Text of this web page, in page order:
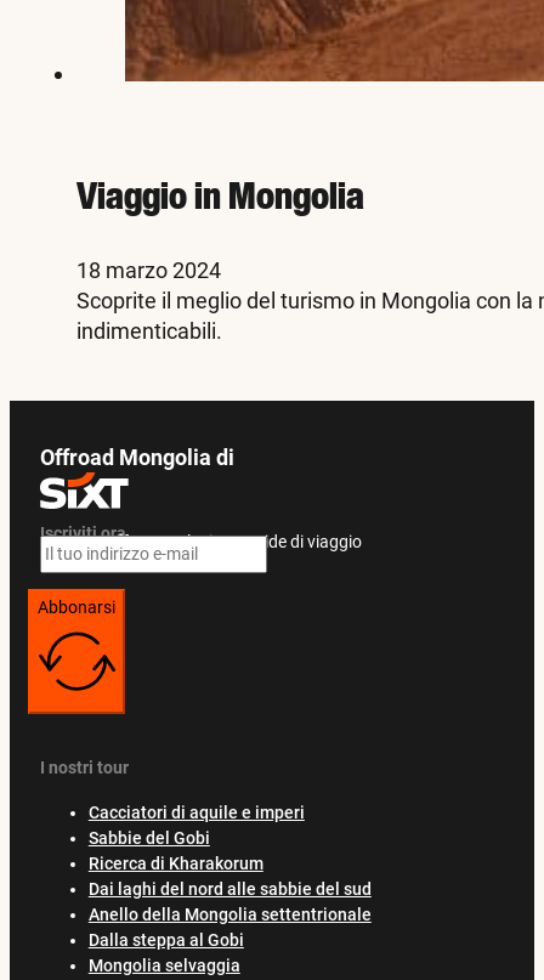
Viaggio in Mongolia
18 marzo 2024
Scoprite il meglio del turismo in Mongolia con
indimenticabili.
Offroad Mongolia di
Iscriviti ora
Ricevete offerte esclusive e guide di viaggio
Abbonarsi
I nostri tour
Cacciatori di aquile e imperi
Sabbie del Gobi
Ricerca di Kharakorum
Dai laghi del nord alle sabbie del sud
Anello della Mongolia settentrionale
Dalla steppa al Gobi
Mongolia selvaggia